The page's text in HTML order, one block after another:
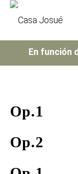
En función
Op.1
Op.2